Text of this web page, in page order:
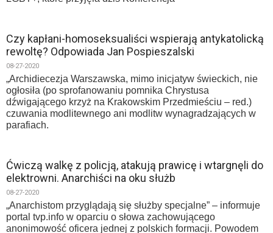
Czy kapłani-homoseksualiści wspierają antykatolicką
rewoltę? Odpowiada Jan Pospieszalski
08-27-2020
„Archidiecezja Warszawska, mimo inicjatyw świeckich, nie
ogłosiła (po sprofanowaniu pomnika Chrystusa
dźwigającego krzyż na Krakowskim Przedmieściu – red.)
czuwania modlitewnego ani modlitw wynagradzających w
parafiach.
Ćwiczą walkę z policją, atakują prawicę i wtargnęli do
elektrowni. Anarchiści na oku służb
08-27-2020
„Anarchistom przyglądają się służby specjalne” – informuje
portal tvp.info w oparciu o słowa zachowującego
anonimowość oficera jednej z polskich formacji. Powodem